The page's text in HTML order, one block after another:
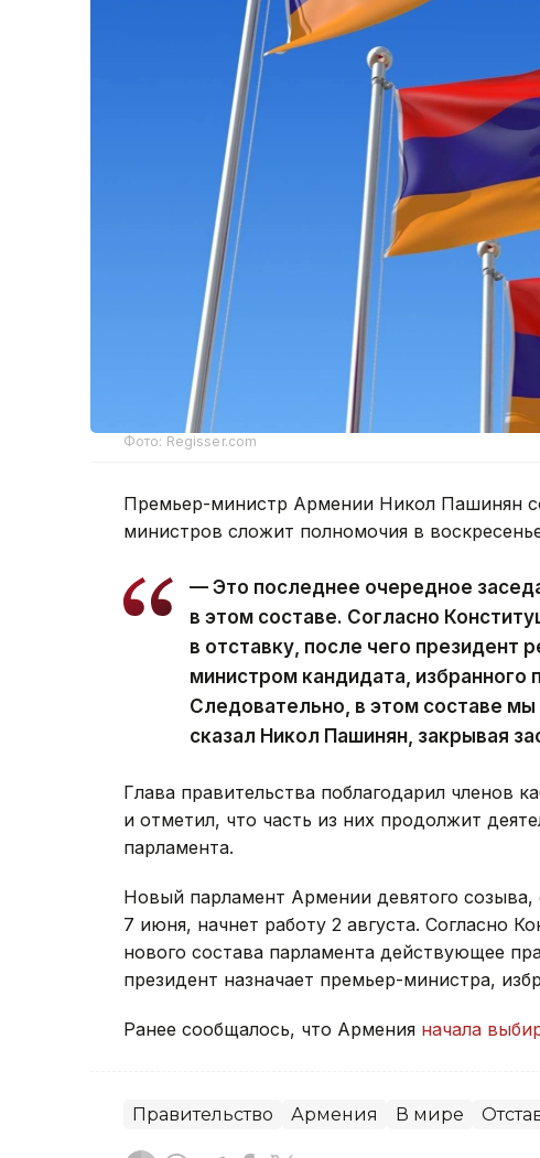
Фото: Regisser.com
Премьер-министр Армении Никол Пашинян
министров сложит полномочия в
— Это последнее очередное
в этом составе. Согласно
в отставку, после чего президент
министром кандидата,
Следовательно, в этом составе
сказал Никол Пашинян, закрывая
Глава правительства поблагодарил членов
и отметил, что часть из них продолжит
парламента.
Новый парламент Армении девятого
7 июня, начнет работу 2 августа. Согласно
нового состава парламента действующее
президент назначает премьер-министра,
Ранее сообщалось, что Армения начала
Правительство Армения В мире